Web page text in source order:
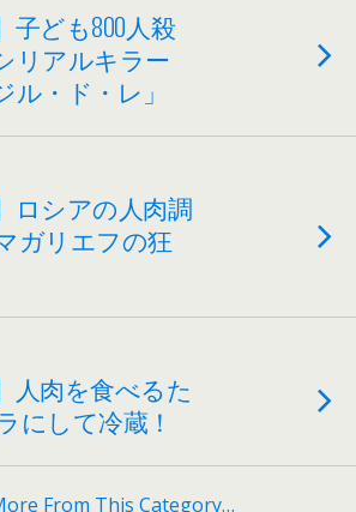
子ども800人殺
リアルキラー
ル・ド・レ」
ロシアの人肉調
ガリエフの狂
人肉を食べるた
にして冷蔵！
From This Category…